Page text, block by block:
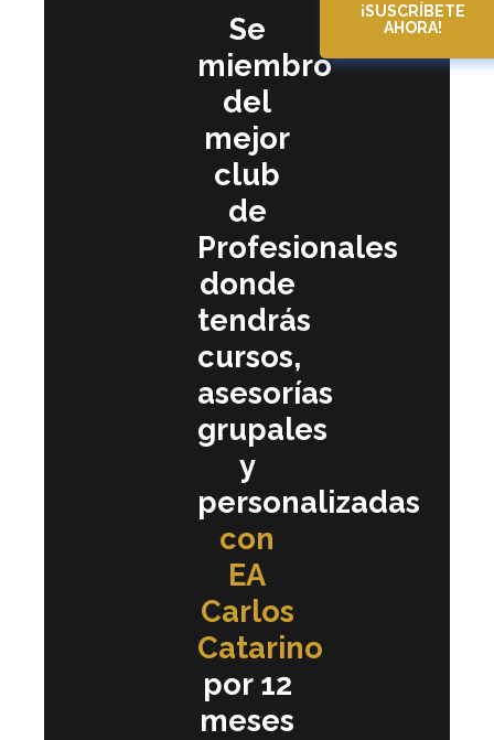
Se
miembro
del
mejor
club
de
Profesionales
donde
tendrás
cursos,
asesorías
grupales
y
personalizadas
con
EA
Carlos
Catarino
por 12
meses
¡SUSCRÍBETE
AHORA!